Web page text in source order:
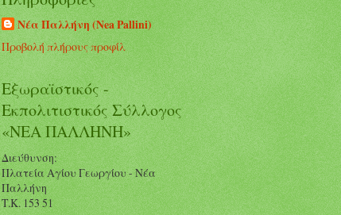
Νέα Παλλήνη (Nea Pallini)
Προβολή πλήρους προφίλ
Εξωραϊστικός -
Εκπολιτιστικός Σύλλογος
«ΝΕΑ ΠΑΛΛΗΝΗ»
Διεύθυνση:
Πλατεία Αγίου Γεωργίου - Νέα
Παλλήνη
Τ.Κ. 153 51